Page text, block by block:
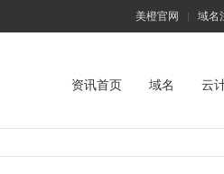
美橙官网 | 域名
资讯首页 域名 云